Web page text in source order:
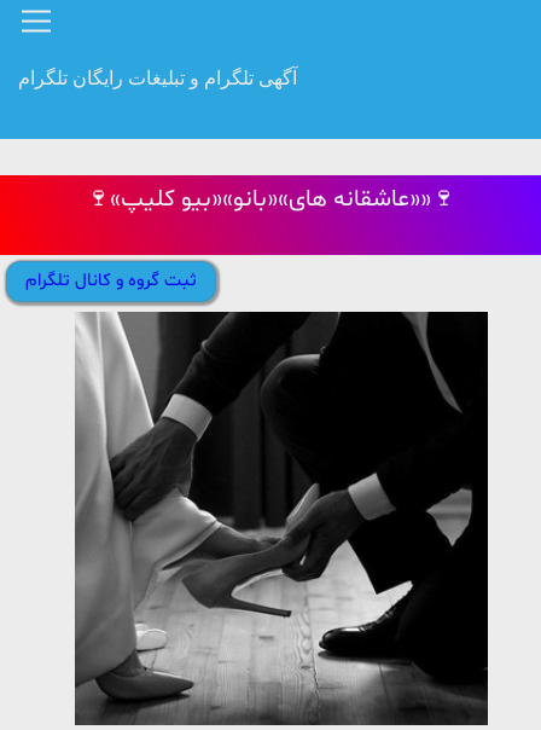
آگهی تلگرام و تبلیغات رایگان تلگرام
🍷«عاشقانه های»«بانو»«بیو کلیپ»»🍷
ثبت گروه و کانال تلگرام